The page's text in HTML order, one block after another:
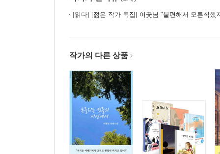
[읽다] [젊은 작가 특집] 이꽃님 "불편해서 모른척했지만
작가의 다른 상품